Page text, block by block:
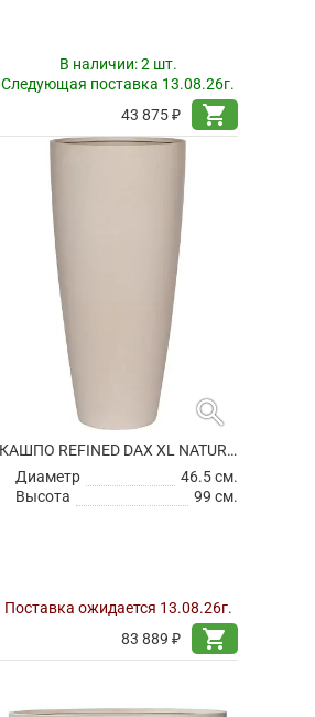
В наличии:2 шт.
Следующая поставка 13.08.26г.
43 875 ₽
shopping_cart
search
КАШПО REFINED DAX XL NATURAL WHITE
Диаметр
46.5 см.
Высота
99 см.
Поставка ожидается 13.08.26г.
83 889 ₽
shopping_cart